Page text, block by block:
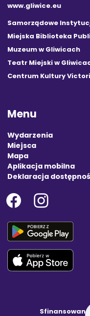
www.gliwice.eu
Samorządowe
Miejska Biblioteka
Muzeum w Gliwicach
Teatr Miejski w
Centrum Kultury
Menu
Wydarzenia
Miejsca
Mapa
Aplikacja mobilna
Deklaracja